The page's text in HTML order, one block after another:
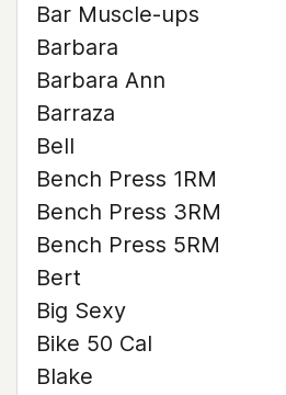
Bar Muscle-ups
Barbara
Barbara Ann
Barraza
Bell
Bench Press 1RM
Bench Press 3RM
Bench Press 5RM
Bert
Big Sexy
Bike 50 Cal
Blake